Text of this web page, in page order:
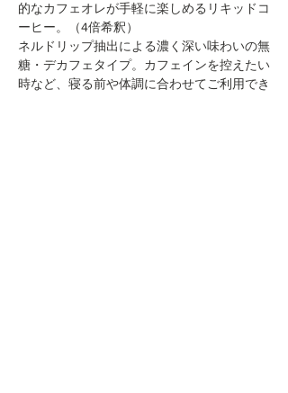
的なカフェオレが手軽に楽しめるリキッドコ
ーヒー。（4倍希釈）
ネルドリップ抽出による濃く深い味わいの無
糖・デカフェタイプ。カフェインを控えたい
時など、寝る前や体調に合わせてご利用でき